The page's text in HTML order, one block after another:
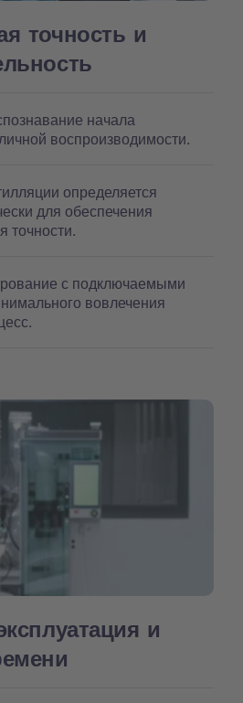
точность и
начала
воспроизводимости.
определяется
для обеспечения
точности.
с подключаемыми
вовлечения
и